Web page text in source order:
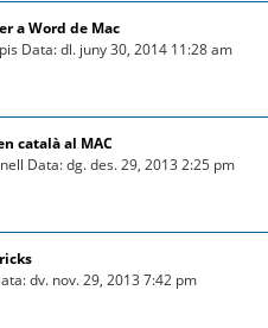
a Word de Mac
Data: dl. juny 30, 2014 11:28 am
català al MAC
Data: dg. des. 29, 2013 2:25 pm
dv. nov. 29, 2013 7:42 pm